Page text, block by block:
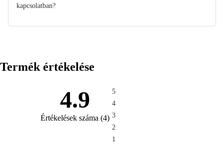
kapcsolatban?
Termék értékelése
4.9
Értékelések száma (4)
5
4
3
2
1